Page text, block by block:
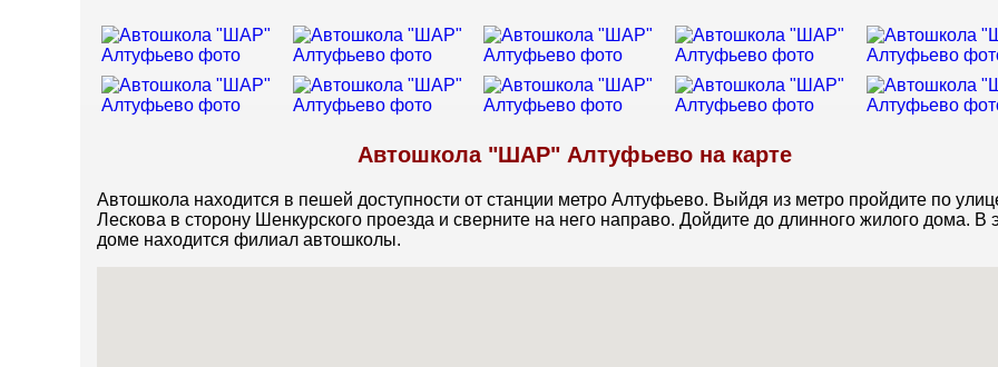
Автошкола "ШАР" Алтуфьево на карте
Автошкола находится в пешей доступности от станции метро Алтуфьево. Выйдя из метро пройдите по
Лескова в сторону Шенкурского проезда и сверните на него направо. Дойдите до длинного жилого дома. В
доме находится филиал автошколы.